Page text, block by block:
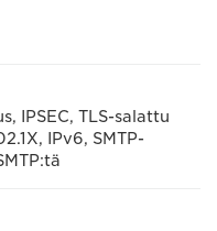
IPSEC, TLS-salattu
IPv6, SMTP-